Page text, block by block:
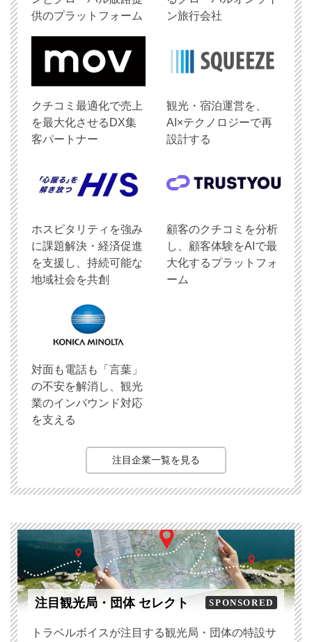
供のプラットフォーム
ン旅行会社
クチコミ最適化で売上
を最大化させるDX集
客パートナー
観光・宿泊運営を、
AI×テクノロジーで再
設計する
ホスピタリティを強み
に課題解決・経済促進
を支援し、持続可能な
地域社会を共創
顧客のクチコミを分析
し、顧客体験をAIで最
大化するプラットフォ
ーム
対面も電話も「言葉」
の不安を解消し、観光
業のインバウンド対応
を支える
注目企業一覧を見る
注目観光局・団体 セレクト SPONSORED
トラベルボイスが注目する観光局・団体の特設サ